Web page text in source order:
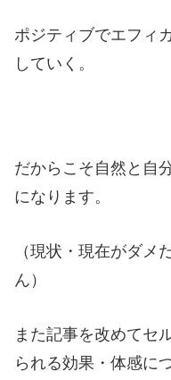
ポジティブでエフィ
していく。
だからこそ自然と自
になります。
（現状・現在がダメ
ん）
また記事を改めてセ
られる効果・体感に